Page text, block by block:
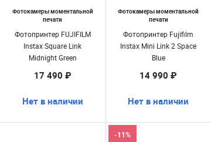
Фотокамеры моментальной
печати
Фотопринтер FUJIFILM
Instax Square Link
Midnight Green
17 490 ₽
Нет в наличии
Фотокамеры моментальной
печати
Фотопринтер Fujifilm
Instax Mini Link 2 Space
Blue
14 990 ₽
Нет в наличии
-11%